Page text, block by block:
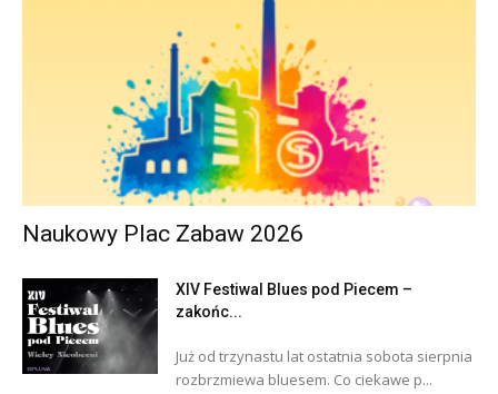
Naukowy Plac Zabaw 2026
XIV Festiwal Blues pod Piecem –
zakońc...
Już od trzynastu lat ostatnia sobota sierpnia
rozbrzmiewa bluesem. Co ciekawe p...